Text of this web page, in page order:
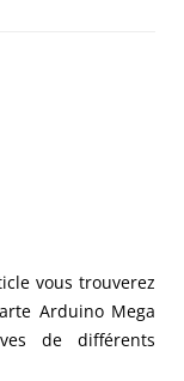
vous trouverez
Arduino Mega
de différents